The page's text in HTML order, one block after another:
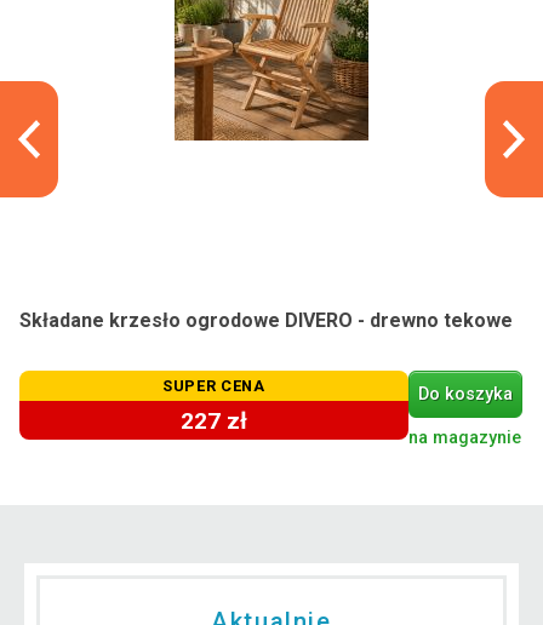
Składane krzesło ogrodowe DIVERO - drewno tekowe
SUPER CENA
227 zł
Do koszyka
na magazynie